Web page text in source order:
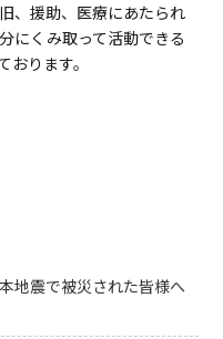
、援助、医療にあたられ
にくみ取って活動できる
ります。
地震で被災された皆様へ